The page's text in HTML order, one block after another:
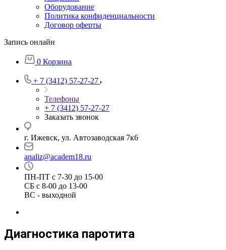
Оборудование
Политика конфиденциальности
Договор оферты
Запись онлайн
0 Корзина
+ 7 (3412) 57-27-27
Телефоны
+ 7 (3412) 57-27-27
Заказать звонок
г. Ижевск, ул. Автозаводская 7к6
analiz@academ18.ru
ПН-ПТ с 7-30 до 15-00
СБ с 8-00 до 13-00
ВС - выходной
Диагностика паротита